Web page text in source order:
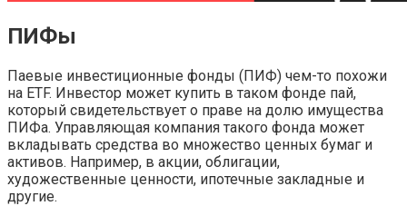
ПИФы
Паевые инвестиционные фонды (ПИФ) чем-то похожи
на ETF. Инвестор может купить в таком фонде пай,
который свидетельствует о праве на долю имущества
ПИФа. Управляющая компания такого фонда может
вкладывать средства во множество ценных бумаг и
активов. Например, в акции, облигации,
художественные ценности, ипотечные закладные и
другие.